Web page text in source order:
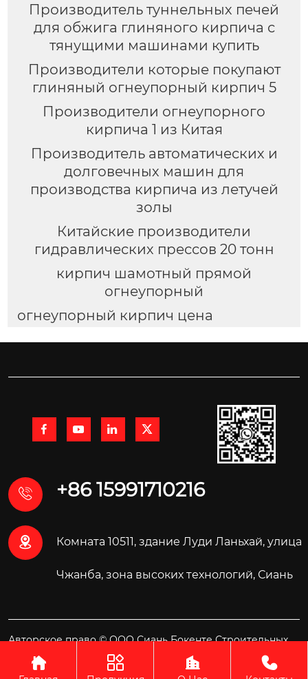
Производитель туннельных печей
для обжига глиняного кирпича с
тянущими машинами купить
Производители которые покупают
глиняный огнеупорный кирпич 5
Производители огнеупорного
кирпича 1 из Китая
Производитель автоматических и
долговечных машин для
производства кирпича из летучей
золы
Китайские производители
гидравлических прессов 20 тонн
кирпич шамотный прямой
огнеупорный
огнеупорный кирпич цена
   
 +86 15991710216
 Комната 10511, здание Луди Ланьхай, улица
Чжанба, зона высоких технологий, Сиань
Авторское право © ООО Сиань Бокенте Строительных
Материалов Технология
   